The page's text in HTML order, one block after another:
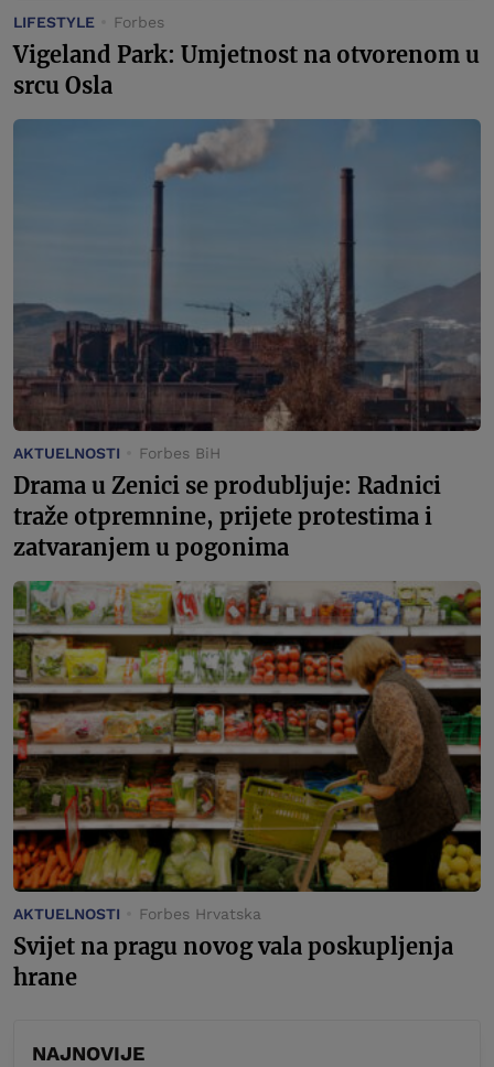
LIFESTYLE Forbes
Vigeland Park: Umjetnost na otvorenom u
srcu Osla
AKTUELNOSTI Forbes BiH
Drama u Zenici se produbljuje: Radnici
traže otpremnine, prijete protestima i
zatvaranjem u pogonima
AKTUELNOSTI Forbes Hrvatska
Svijet na pragu novog vala poskupljenja
hrane
NAJNOVIJE